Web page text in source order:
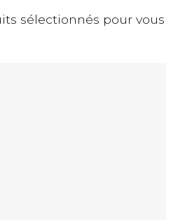
sélectionnés pour vous